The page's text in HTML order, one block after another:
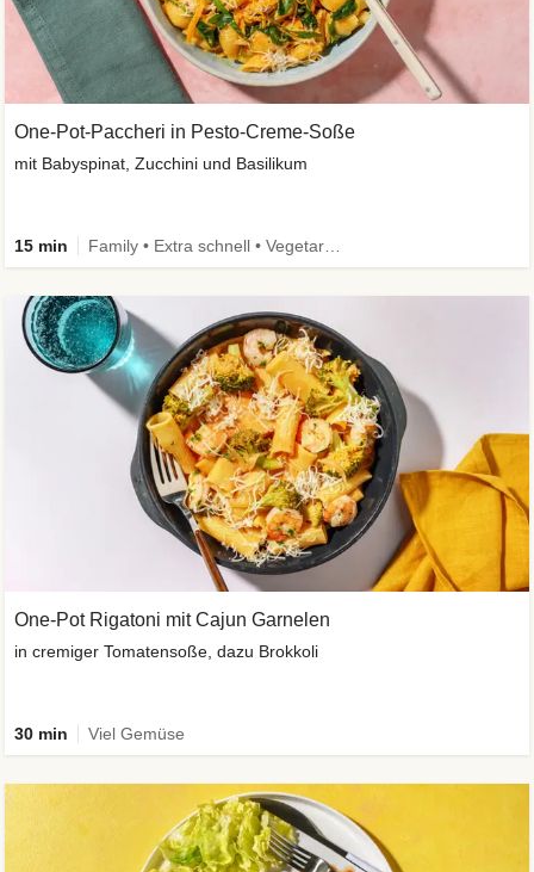
One-Pot-Paccheri in Pesto-Creme-Soße
mit Babyspinat, Zucchini und Basilikum
15 min
One-Pot Rigatoni mit Cajun Garnelen
in cremiger Tomatensoße, dazu Brokkoli
30 min Viel Gemüse